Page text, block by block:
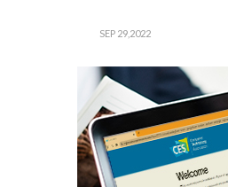
SEP 29,2022